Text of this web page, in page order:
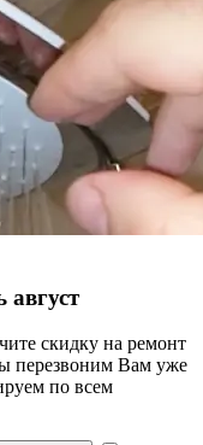
август
скидку на ремонт
перезвоним Вам уже
по всем